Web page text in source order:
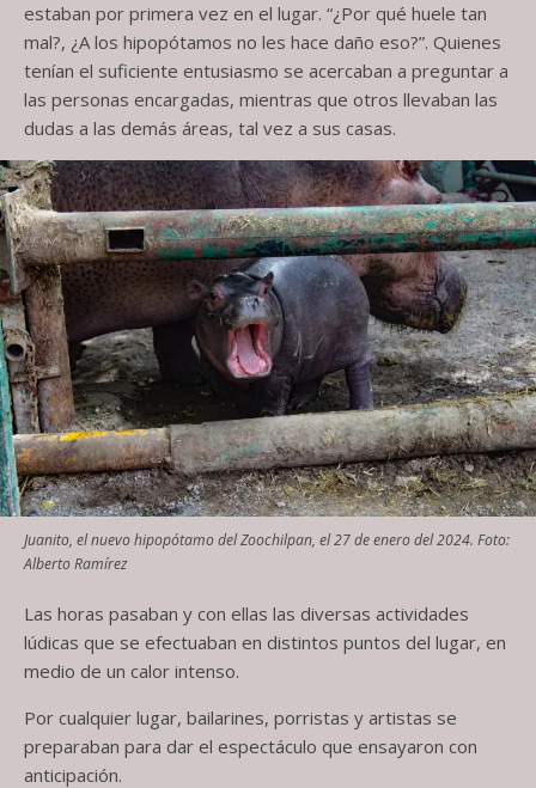
estaban por primera vez en el lugar. “¿Por qué huele tan
mal?, ¿A los hipopótamos no les hace daño eso?”. Quienes
tenían el suficiente entusiasmo se acercaban a preguntar a
las personas encargadas, mientras que otros llevaban las
dudas a las demás áreas, tal vez a sus casas.
Juanito, el nuevo hipopótamo del Zoochilpan, el 27 de enero del 2024. Foto:
Alberto Ramírez
Las horas pasaban y con ellas las diversas actividades
lúdicas que se efectuaban en distintos puntos del lugar, en
medio de un calor intenso.
Por cualquier lugar, bailarines, porristas y artistas se
preparaban para dar el espectáculo que ensayaron con
anticipación.